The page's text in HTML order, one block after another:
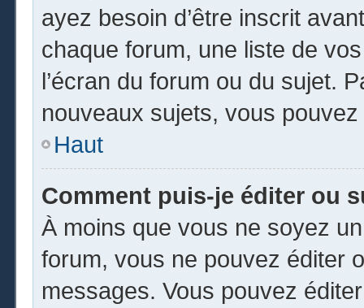
ayez besoin d’être inscrit
chaque forum, une liste de
l’écran du forum ou du sujet.
nouveaux sujets, vous
Haut
Comment puis-je éditer ou
À moins que vous ne soyez
forum, vous ne pouvez éditer
messages. Vous pouvez